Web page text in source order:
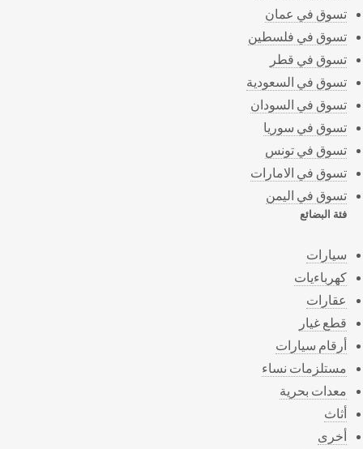
تسوق في عمان
تسوق في فلسطين
تسوق في قطر
تسوق في السعودية
تسوق في السودان
تسوق في سوريا
تسوق في تونس
تسوق في الامارات
تسوق في اليمن
فئة البضائع
سيارات
كهرباءيات
عقارات
قطع غيار
أرقام سيارات
مستلزمات نساء
معدات بحرية
أثاث
أخرى